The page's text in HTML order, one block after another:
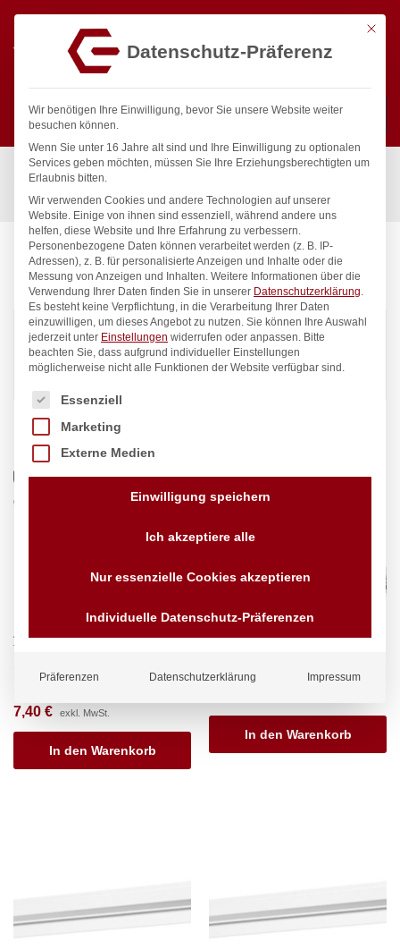
Suchen
Start / Gastronomiebedarf & Gastro Geräte für Profis
Küchenartikel
Küchenutensilien
KÜCHENUTENSILIEN
186 Produkte gefunden
Standardsortierung
Allzweckzange mit
Teflonbeschichtung, HENDI,
7,40 € exkl. MwSt.
In den Warenkorb
Marke: Hendi
In den Warenkorb
Mit
Datenschutz-Präferenz
Wir benötigen Ihre Einwilligung, bevor Sie unsere Website weiter
besuchen können.
Wenn Sie unter 16 Jahre alt sind und Ihre Einwilligung zu optionalen
Services geben möchten, müssen Sie Ihre Erziehungsberechtigten um
Erlaubnis bitten.
Wir verwenden Cookies und andere Technologien auf unserer
Website. Einige von ihnen sind essenziell, während andere uns
helfen, diese Website und Ihre Erfahrung zu verbessern.
Personenbezogene Daten können verarbeitet werden (z. B. IP-
Adressen), z. B. für personalisierte Anzeigen und Inhalte oder die
Messung von Anzeigen und Inhalten. Weitere Informationen über die
Verwendung Ihrer Daten finden Sie in unserer Datenschutzerklärung.
Es besteht keine Verpflichtung, in die Verarbeitung Ihrer Daten
einzuwilligen, um dieses Angebot zu nutzen. Sie können Ihre Auswahl
jederzeit unter Einstellungen widerrufen oder anpassen. Bitte
beachten Sie, dass aufgrund individueller Einstellungen
möglicherweise nicht alle Funktionen der Website verfügbar sind.
Es folgt eine Liste der Service-Gruppen, für die eine
Essenziell
Marketing
Externe Medien
Einwilligung speichern
Ich akzeptiere alle
Nur essenzielle Cookies akzeptieren
Individuelle Datenschutz-Präferenzen
Präferenzen Datenschutzerklärung Impressum